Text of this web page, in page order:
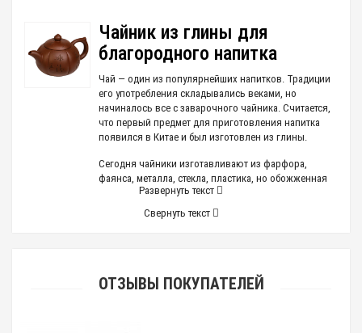
Чайник из глины для
благородного напитка
Чай — один из популярнейших напитков. Традиции
его употребления складывались веками, но
начиналось все с заварочного чайника. Считается,
что первый предмет для приготовления напитка
появился в Китае и был изготовлен из глины.
Сегодня чайники изготавливают из фарфора,
фаянса, металла, стекла, пластика, но обожженная
глина остается единственным материалом, в
котором чай получается особенно вкусным. Хотите
насладиться ароматным бодрящим напитком —
Почему глиняный
Развернуть текст
Свернуть текст
ОТЗЫВЫ ПОКУПАТЕЛЕЙ